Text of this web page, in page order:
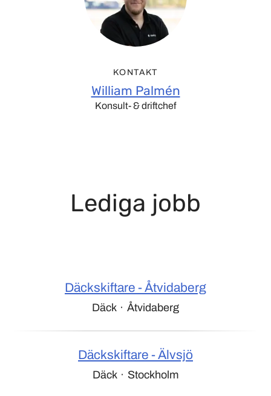
KONTAKT
William Palmén
Konsult- & driftchef
Lediga jobb
Däckskiftare - Åtvidaberg
Däck · Åtvidaberg
Däckskiftare - Älvsjö
Däck · Stockholm